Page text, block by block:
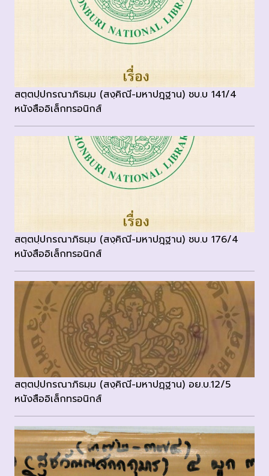
สตฺตปฺปกรณาภิธมฺม (สงฺคิณี-มหาปฎฺฐาน) ชบ.บ 141/4
หนังสืออิเล็กทรอนิกส์
สตฺตปฺปกรณาภิธมฺม (สงฺคิณี-มหาปฎฺฐาน) ชบ.บ 176/4
หนังสืออิเล็กทรอนิกส์
สตฺตปฺปกรณาภิธมฺม (สงฺคิณี-มหาปฏฺฐาน) อย.บ.12/5
หนังสืออิเล็กทรอนิกส์